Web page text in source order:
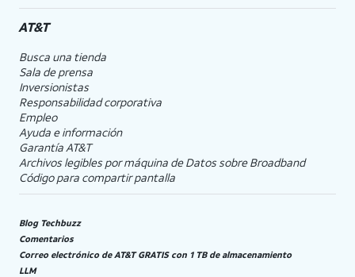
AT&T
Busca una tienda
Sala de prensa
Inversionistas
Responsabilidad corporativa
Empleo
Ayuda e información
Garantía AT&T
Archivos legibles por máquina de Datos sobre Broadband
Código para compartir pantalla
Blog Techbuzz
Comentarios
Correo electrónico de AT&T GRATIS con 1 TB de almacenamiento
LLM